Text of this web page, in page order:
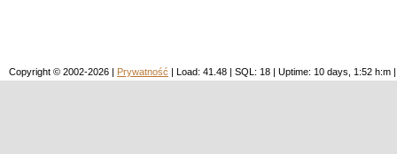
Copyright © 2002-2026 | Prywatność | Load: 41.48 | SQL: 18 | Uptime: 10 days, 1:52